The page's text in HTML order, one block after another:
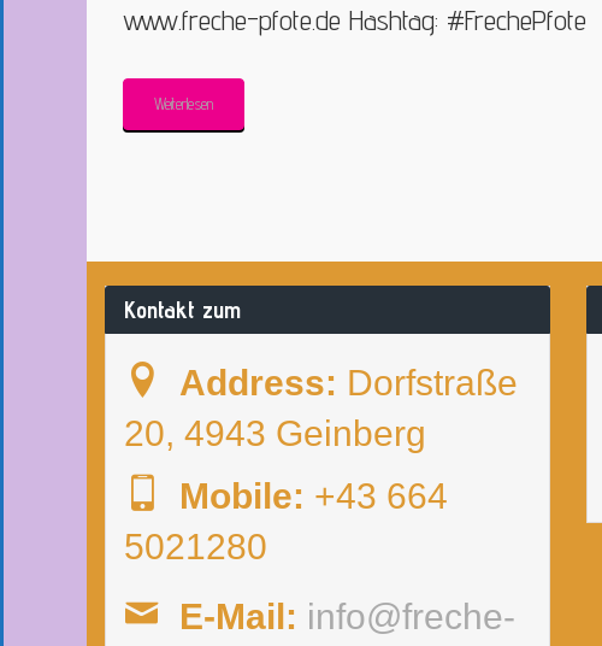
www.freche-pfote.de Hashtag: #FrechePfote
Weiterlesen
Kontakt zum
Address: Dorfstraße
20, 4943 Geinberg
Mobile: +43 664
5021280
E-Mail: info@freche-